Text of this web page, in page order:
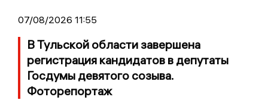
07/08/2026 11:55
В Тульской области завершена
регистрация кандидатов в депутаты
Госдумы девятого созыва.
Фоторепортаж